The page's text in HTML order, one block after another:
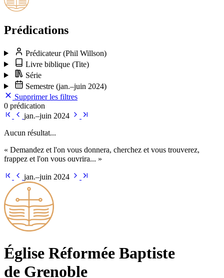
Prédications
Prédicateur(Phil Willson)
Livre biblique (Tite)
Série
Semestre (jan.–juin 2024)
Supprimer les filtres
0 prédication
jan.–juin 2024
Aucun résultat...
« Demandez et l'on vous donnera, cherchez et vous trouverez,
frappez et l'on vous ouvrira... »
jan.–juin 2024
Église Ré­for­mée Bap­tiste
de Grenoble